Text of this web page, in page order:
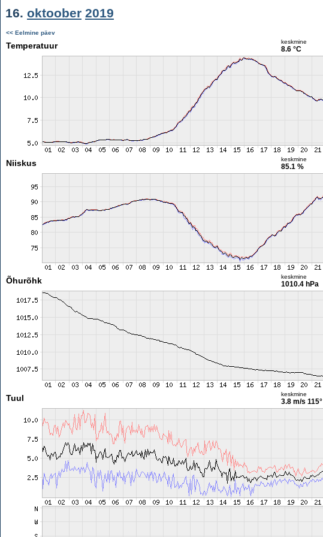
16. oktoober 2019
<< Eelmine päev
Temperatuur keskmine
8.6 °C
Niiskus keskmine
85.1 %
Õhurõhk keskmine
1010.4 hPa
Tuul keskmine
3.8 m/s 115°